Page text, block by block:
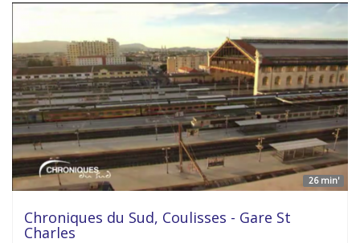
26 min'
Chroniques du Sud, Coulisses - Gare St
Charles